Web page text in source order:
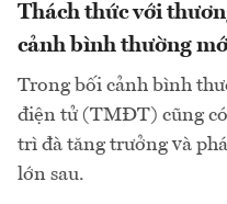
Thách thức với
cảnh bình thường
Trong bối cảnh bình
điện tử (TMĐT) cũng
trì đà tăng trưởng và
lớn sau.